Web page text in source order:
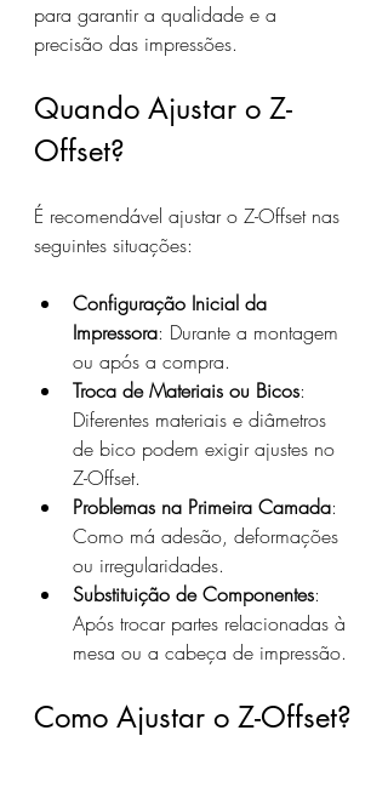
para garantir a qualidade e a
precisão das impressões.
Quando Ajustar o Z-
Offset?
É recomendável ajustar o Z-Offset nas
seguintes situações:
Configuração Inicial da
Impressora: Durante a montagem
ou após a compra.
Troca de Materiais ou Bicos:
Diferentes materiais e diâmetros
de bico podem exigir ajustes no
Z-Offset.
Problemas na Primeira Camada:
Como má adesão, deformações
ou irregularidades.
Substituição de Componentes:
Após trocar partes relacionadas à
mesa ou a cabeça de impressão.
Como Ajustar o Z-Offset?